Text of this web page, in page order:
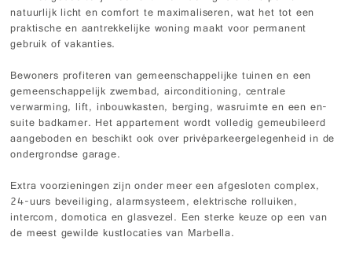
natuurlijk licht en comfort te maximaliseren, wat het tot een
praktische en aantrekkelijke woning maakt voor permanent
gebruik of vakanties.
Bewoners profiteren van gemeenschappelijke tuinen en een
gemeenschappelijk zwembad, airconditioning, centrale
verwarming, lift, inbouwkasten, berging, wasruimte en een en-
suite badkamer. Het appartement wordt volledig gemeubileerd
aangeboden en beschikt ook over privéparkeergelegenheid in de
ondergrondse garage.
Extra voorzieningen zijn onder meer een afgesloten complex,
24-uurs beveiliging, alarmsysteem, elektrische rolluiken,
intercom, domotica en glasvezel. Een sterke keuze op een van
de meest gewilde kustlocaties van Marbella.